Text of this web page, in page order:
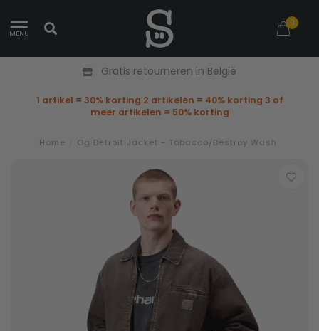
MENU
0
Gratis retourneren in België
1 artikel = 30% korting 2 artikelen = 40% korting 3 of
meer artikelen = 50% korting
Home Og Detroit Jacket - Tobacco/Destroy Wash